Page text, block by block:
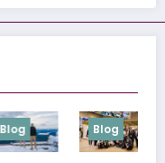
Blog Blog